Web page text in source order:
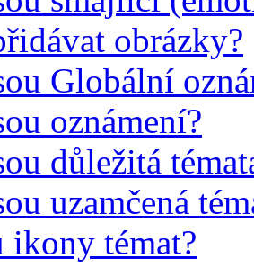
obrázky?
Globální
oznámení?
důležitá
uzamčená
ikony témat?